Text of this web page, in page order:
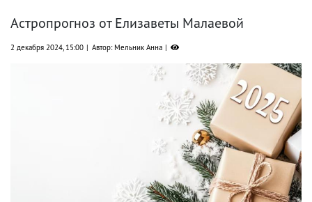
Астропрогноз от Елизаветы Малаевой
2 декабря 2024, 15:00 Автор: Мельник Анна